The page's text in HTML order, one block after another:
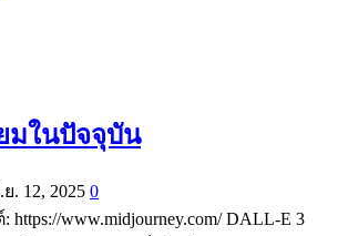
มในปัจจุบัน
. 12, 2025 0
https://www.midjourney.com/ DALL-E 3